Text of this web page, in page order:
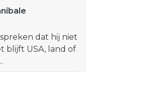
dat hij niet
blijft USA, land of